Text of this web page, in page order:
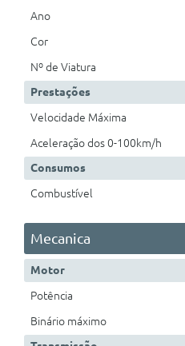
Ano
Cor
Nº de Viatura
Prestações
Velocidade Máxima
Aceleração dos 0-100km/h
Consumos
Combustível
Mecanica
Motor
Potência
Binário máximo